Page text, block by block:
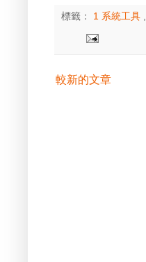
標籤： 1 系統工具
較新的文章